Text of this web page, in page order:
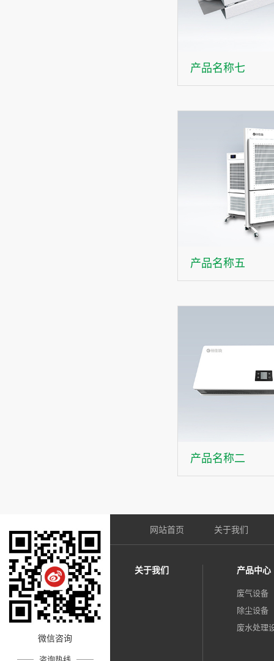
产品名称七
产品名称五
产品名称二
微信咨询
网站首页 关于我们
关于我们 产品中心
废气设备
除尘设备
废水处理